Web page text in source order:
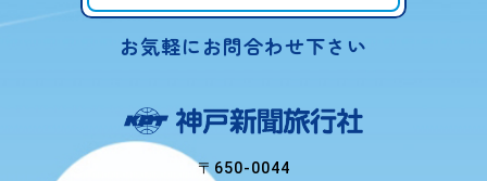
お気軽にお問合わせ下さい
〒650-0044